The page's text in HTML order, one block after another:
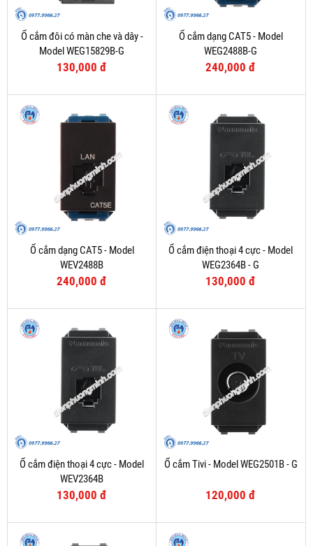
Ổ cắm đôi có màn che và dây -
Model WEG15829B-G
130,000 đ
Ổ cắm dạng CAT5 - Model
WEG2488B-G
240,000 đ
Ổ cắm dạng CAT5 - Model
WEV2488B
240,000 đ
Ổ cắm điện thoại 4 cực - Model
WEG2364B - G
130,000 đ
Ổ cắm điện thoại 4 cực - Model
WEV2364B
130,000 đ
Ổ cắm Tivi - Model WEG2501B - G
120,000 đ